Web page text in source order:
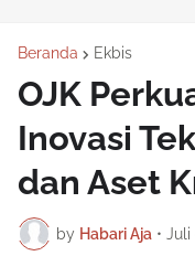
Beranda Ekbis
OJK
Inovasi
dan Aset
by Habari Aja • Juli